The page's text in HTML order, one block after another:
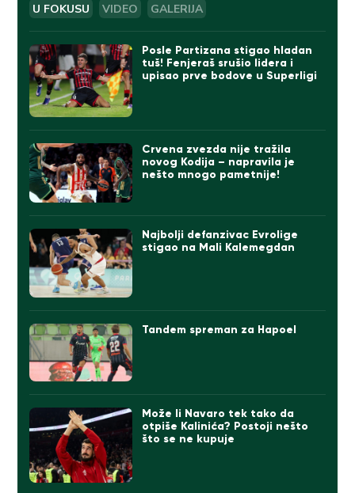
U FOKUSU VIDEO GALERIJA
Posle Partizana stigao hladan
tuš! Fenjeraš srušio lidera i
upisao prve bodove u Superligi
Crvena zvezda nije tražila
novog Kodija – napravila je
nešto mnogo pametnije!
Najbolji defanzivac Evrolige
stigao na Mali Kalemegdan
Tandem spreman za Hapoel
Može li Navaro tek tako da
otpiše Kalinića? Postoji nešto
što se ne kupuje